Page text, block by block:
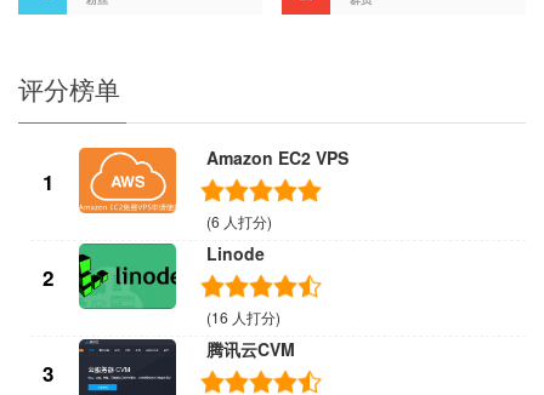
评分榜单
1
Amazon EC2 VPS
(6 人打分)
2
Linode
(16 人打分)
3
腾讯云CVM